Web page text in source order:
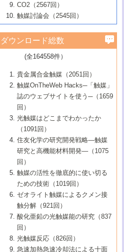
6号 イオニクス材料と燃料電池・電解合成
の最新の研究動向
B号 第117回触媒討論会（2016年・大阪府
立大学）
6号 ナノシート
B号 第115回触媒討論会（2015年・成蹊大
6号 ポリオキソメタレート
B号 第113回触媒討論会（2014年・ロワジ
ールホテル豊橋）
6号 ナノ空間─吸着状態解析から新機能開拓
B号 第111回触媒討論会（2013年・関西大
5号 光触媒による物質変換反応の新展開
6号 グラフェン
7号 水素を利用する化成品合成の新潮流
5号 不活性結合の触媒的活性化による有機
合成
6号 新しい固体酸触媒技術
7号 ゼオライト合成における最近の進歩
4号 活性サイトおよびその環境の精密な設
計による触媒の高機能化
5号 触媒を有効に使うための技術
7号 有機分子触媒による精密有機合成
8号 高機能化ポリオレフィンに向けた重合
触媒の最近の進展
3号 環境浄化用光触媒の現状と課題
4号 水素社会の実現に向けた水素製造・貯
蔵技術の進歩
5号 CO2が関わる触媒・材料
7号 持続可能社会実現のための触媒および
触媒関連技術
そして未来
2号 第101回触媒討論会
4号 錯体を利用したユニークな表面構造の
構築と機能
5号 若手会員による触媒研究の未来展望1：
企業編
6号 第102回触媒討論会
7号 触媒・化学反応における計算化学の進
8号 若手研究者による触媒研究の未来展望
2：大学・研究所編
1号 含フッ素化合物の合成と触媒
2号 第99回触媒討論会
3号 実用的ファインケミカル合成プロセス
を実現する触媒
5号 こんな物質，あんな物質―新たな触媒
の可能性―
7号 『結晶の化学』を活かした触媒研究
8号 イオン液体の応用
▼48巻（2006年）
1号 固体酸触媒の最近の進歩
2号 第97回触媒討論会
3号 リビング重合触媒の最近の展開
5号 水素製造・貯蔵のための触媒技術の新
しい展開
6号 第98回触媒討論会
7号 基礎化学品製造の触媒技術
8号 多機能型リアクター
1号 最近の触媒担体とその効果
2号 第95回触媒討論会
4号 水分解用光触媒材料
5号 時間分解分光の進歩と応用
6号 第96回触媒討論会
8号 超臨界流体を用いた化学プロセスの新
▼46巻（2004年）
1号 部分酸化反応触媒の最前線
2号 第93回触媒討論会
3号 特殊エネルギー場の触媒反応
4号 生体内における金属の触媒作用
5号 ファインケミカルズの展開に寄与する
6号 第94回触媒討論会
7号 サブナノレベルでみた新しい表面現象
8号 オレフィン重合触媒の新たな展
▼45巻（2003年）
1号 なぜこの触媒が良いのか？
2号 第91回触媒討論会
3号 最近の自動車排ガス処理技術
4号 触媒研究の現状と将来─第90回触媒討論
5号 基礎化学品製造の触媒技術
6号 第92回触媒討論会
7号 基礎化学品製造の触媒技術
8号 資源の循環と触媒技術
▼44巻（2002年）
1号 高次制御された触媒の化学
2号 第89回触媒討論会
3号 触媒を利用した電気化学の新展開
4号 ナノ材料の調製と機能化
5号 こんな触媒が欲しい
6号 第90回触媒討論会
7号 触媒研究と学術雑誌/情報
8号 若い世代からみた触媒化学の現状と未
▼43巻（2001年）
1号 グリーンケミストリーと触媒
2号 第87回触媒討論会特集号
3号 生体触媒とバイオプロセス
4号 水素製造・利用の触媒化学
5号 触媒研究における新しい切り口：コン
ビナトリアルケミストリー
6号 第88回触媒討論会特集号
7号 企業における触媒研究のブレークスル
8号 この材料を触媒として使ってみません
▼42巻（2000年）
1号 触媒反応工学の明日を拓く
2号 第85回触媒討論会
3号 反応ダイナミクス
5号 触媒のおもしろさをどのように伝える
6号 第86回触媒討論会
7号 水素化精製触媒の新しい展開
8号 新しい反応性と機能性を目指した金属
クラスタ-化学
▼41巻（1999年）
1号 孔、穴、あな?-特異な空間とその利用-
2号 第83回触媒討論会
3号 均一系触媒反応最前線
4号 実用炭素材料の新展開
5号 研究の方法論を考える
7号 機能性金属材料と触媒
8号 触媒研究へのNMRの応用と展望
▼40巻（1998年）
進展と21世紀への提言/創立40周年記念・触
媒学会この10年の歩みとこれから/創立40周
2号 第81回触媒討論会
3号 計算機触媒化学へのさそい
4号 触媒劣化の制御と予測
5号 最新の実用プロセスと触媒
6号 第82回触媒討論会
1号 均一系と不均一系触媒反応-その特徴と
接点
2号 第79回触媒討論会
3号 最新NO除去触媒の実用化研究
4号 新しい反応場を目指した触媒調製
5号 反応・分離技術の新しい展開
6号 第80回触媒討論会
▼38巻（1996年）
1号 触媒の構造と触媒作用/C1化学を中心と
する21世紀への触媒
3号 オリンピックメダル:金・銀・銅はどん
な触媒作用を示すか
4号 触媒作用における機能の複合化
▼37巻（1995年）
1号 ファインケミカルズと固体触媒
2号 第75回触媒討論会
3号 希土類を利用した触媒
4号 触媒とリサイクル
5号 エネルギー変換触媒
▼36巻（1994年）
1号 電気化学と触媒
2号 第73回触媒討論会
3号 C4化学の展開
4号 《通常号》
▼35巻（1993年）
1号 工業触媒開発マニュアル―探索から工
業化まで
2号 第71回触媒討論会
▼34巻（1992年）
1号 インパクトを与えたこの研究
2号 第69回触媒討論会
▼33巻（1991年）
1号 触媒プロセス開発マニュアル―探索か
▼32巻（1990年）
CO2（2567回）
触媒討論会（2545回）
ダウンロード総数
(全164558件）
貴金属合金触媒（2051回）
触媒OnTheWeb Hacks─「触媒」
誌のウェブサイトを使う─（1659
回）
光触媒はどこまでわかったか
（1091回）
住友化学の研究開発戦略―触媒
研究と高機能材料開発―（1075
回）
触媒の活性を徹底的に使い切る
ための技術（1019回）
ゼオライト触媒によるクメン接
触分解（921回）
酸化亜鉛の光触媒能の研究（837
回）
光触媒反応（826回）
急速加熱急速冷却法による十面